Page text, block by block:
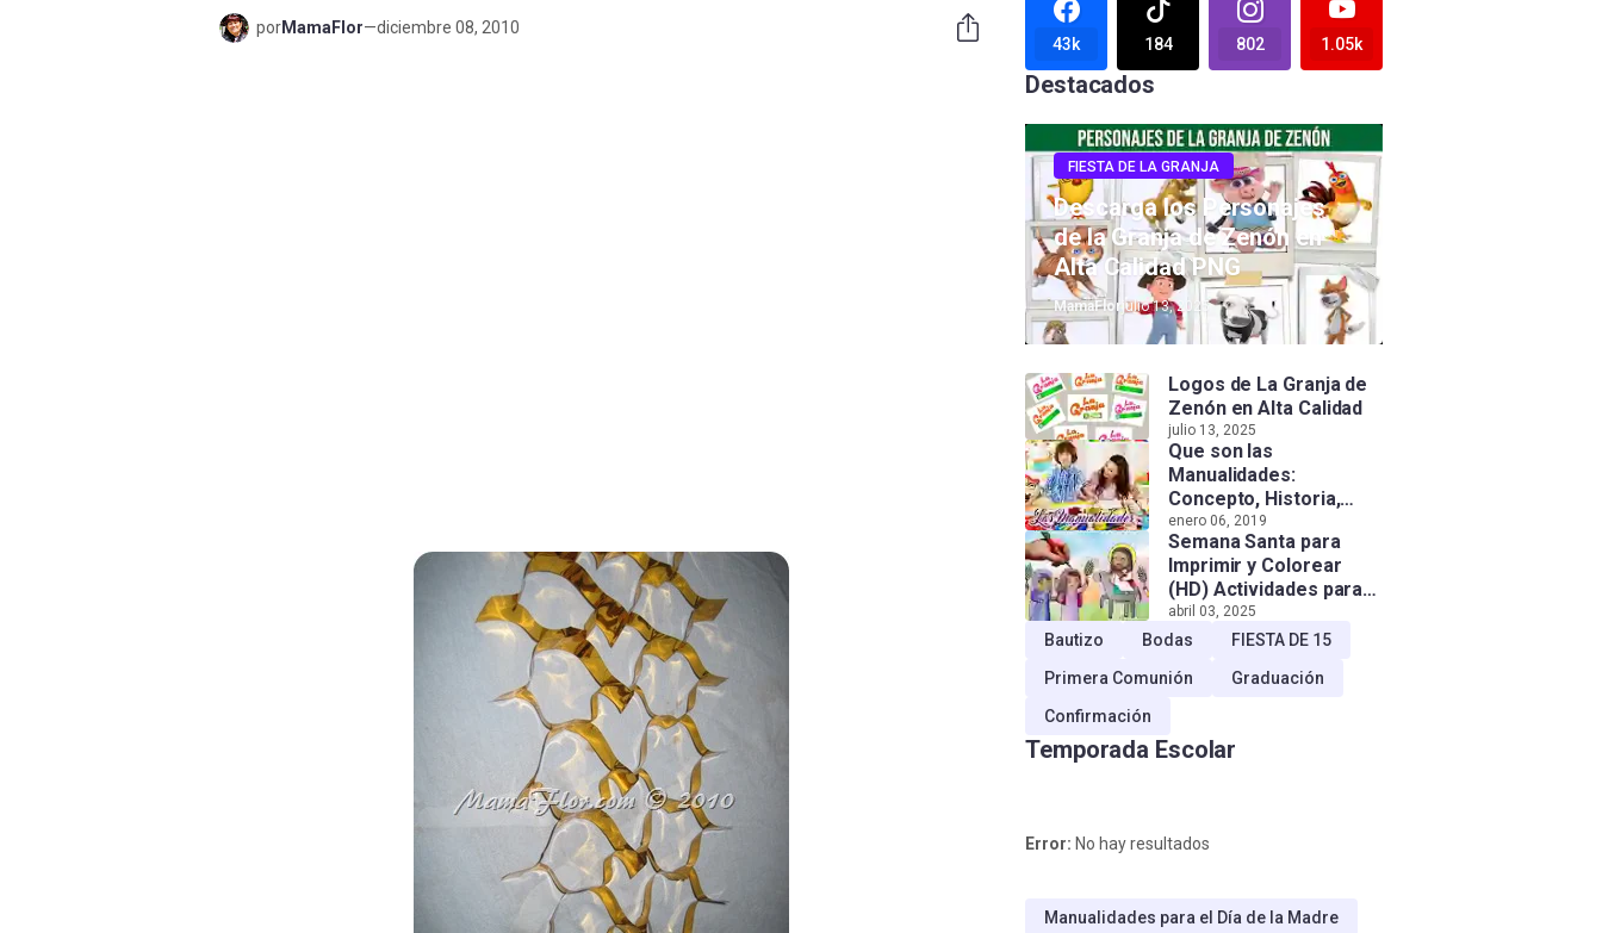
porMamaFlor—diciembre 08, 2010
43k 184 802 1.05k
Destacados
FIESTA DE LA GRANJA
Descarga los Personajes
de la Granja de Zenón en
Alta Calidad PNG
MamaFlorjulio 13, 2025
Logos de La Granja de
Zenón en Alta Calidad
julio 13, 2025
Que son las
Manualidades:
Concepto, Historia,
Tipos e Importancia
enero 06, 2019
Semana Santa para
Imprimir y Colorear
(HD) Actividades para
Niños!
abril 03, 2025
Bautizo Bodas
FIESTA DE 15
Primera Comunión
Graduación
Confirmación
Temporada Escolar
Error: No hay resultados
Manualidades para el Día de la Madre